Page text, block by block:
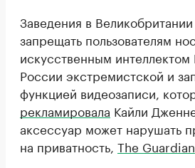
Заведения в
запрещать пользователям
искусственным
России экстремистской и
функцией видеозаписи,
рекламировала Кайли
аксессуар может нарушать
на приватность, The Guardian